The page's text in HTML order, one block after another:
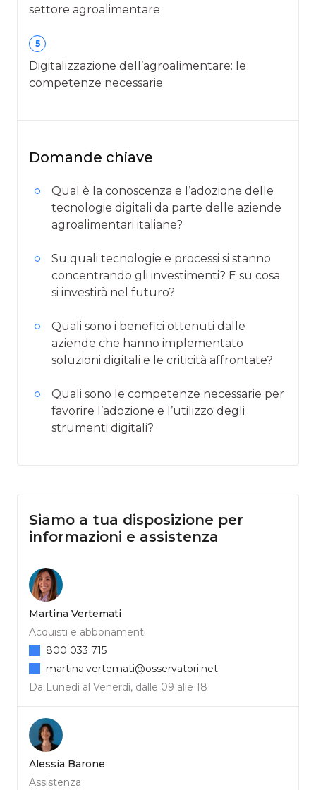
settore agroalimentare
5
Digitalizzazione dell’agroalimentare: le
competenze necessarie
Domande chiave
Qual è la conoscenza e l’adozione delle
tecnologie digitali da parte delle aziende
agroalimentari italiane?
Su quali tecnologie e processi si stanno
concentrando gli investimenti? E su cosa
si investirà nel futuro?
Quali sono i benefici ottenuti dalle
aziende che hanno implementato
soluzioni digitali e le criticità affrontate?
Quali sono le competenze necessarie per
favorire l’adozione e l’utilizzo degli
strumenti digitali?
Siamo a tua disposizione per
informazioni e assistenza
Martina Vertemati
Acquisti e abbonamenti
Da Lunedì al Venerdì, dalle 09 alle 18
800 033 715
martina.vertemati@osservatori.net
Alessia Barone
Assistenza